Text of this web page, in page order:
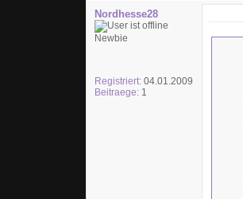
Nordhesse28
Newbie
Registriert:04.01.2009
Beitraege:1